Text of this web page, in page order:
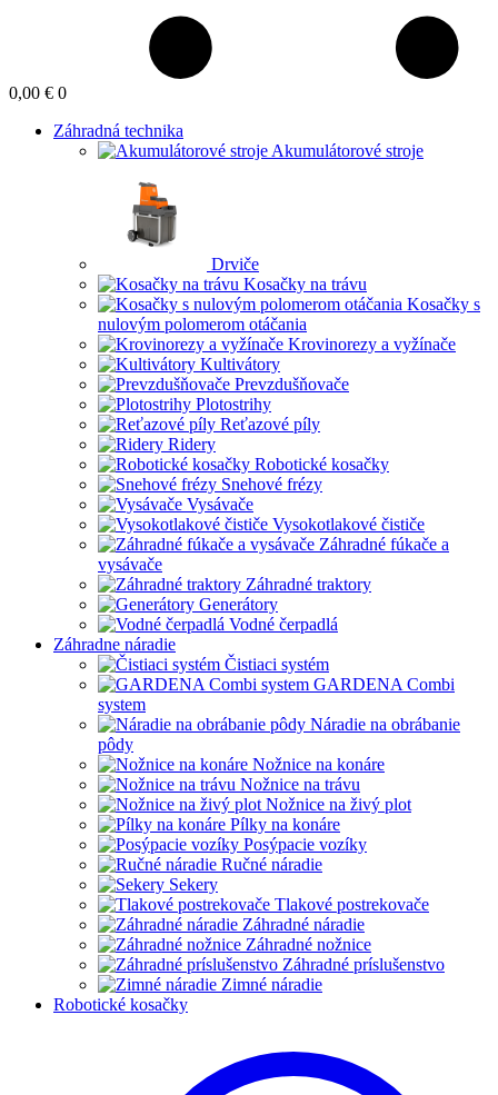
0,00 € 0
Záhradná technika
Akumulátorové stroje
Drviče
Kosačky na trávu
Kosačky s
nulovým polomerom otáčania
Krovinorezy a vyžínače
Kultivátory
Prevzdušňovače
Plotostrihy
Reťazové píly
Ridery
Robotické kosačky
Snehové frézy
Vysávače
Vysokotlakové čističe
Záhradné fúkače a
vysávače
Záhradné traktory
Generátory
Vodné čerpadlá
Záhradne náradie
Čistiaci systém
GARDENA Combi
system
Náradie na obrábanie
pôdy
Nožnice na konáre
Nožnice na trávu
Nožnice na živý plot
Pílky na konáre
Posýpacie vozíky
Ručné náradie
Sekery
Tlakové postrekovače
Záhradné náradie
Záhradné nožnice
Záhradné príslušenstvo
Zimné náradie
Robotické kosačky